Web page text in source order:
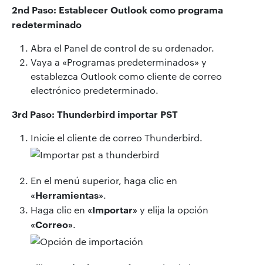
2nd Paso: Establecer Outlook como programa
redeterminado
Abra el Panel de control de su ordenador.
Vaya a «Programas predeterminados» y
establezca Outlook como cliente de correo
electrónico predeterminado.
3rd Paso: Thunderbird importar PST
Inicie el cliente de correo Thunderbird.
En el menú superior, haga clic en
«Herramientas».
Haga clic en «Importar» y elija la opción
«Correo».